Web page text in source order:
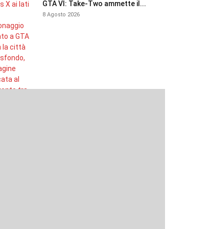
GTA VI: Take-Two ammette il...
8 Agosto 2026